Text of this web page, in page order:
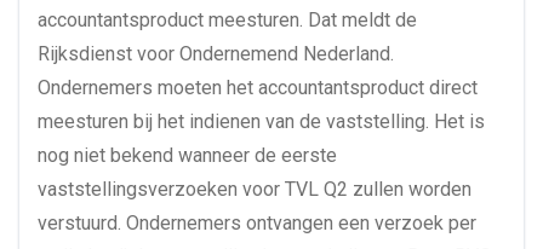
accountantsproduct meesturen. Dat meldt de
Rijksdienst voor Ondernemend Nederland.
Ondernemers moeten het accountantsproduct direct
meesturen bij het indienen van de vaststelling. Het is
nog niet bekend wanneer de eerste
vaststellingsverzoeken voor TVL Q2 zullen worden
verstuurd. Ondernemers ontvangen een verzoek per